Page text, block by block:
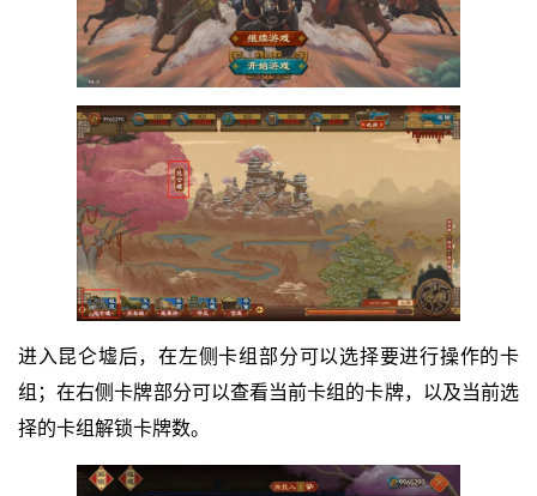
进入昆仑墟后，在左侧卡组部分可以选择要进行操作的卡
组；在右侧卡牌部分可以查看当前卡组的卡牌，以及当前选
择的卡组解锁卡牌数。